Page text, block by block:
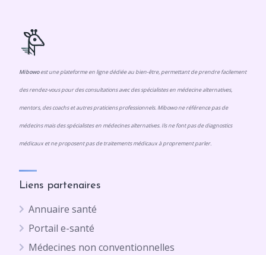
Mibowoest une plateforme en ligne dédiée au bien-être, permettant de prendre facilement
des rendez-vous pour des consultations avec des spécialistes en médecine alternatives,
mentors, des coachs et autres praticiens professionnels. Mibowo ne référence pas de
médecins mais des spécialistes en médecines alternatives. Ils ne font pas de diagnostics
médicaux et ne proposent pas de traitements médicaux à proprement parler.
Liens partenaires
Annuaire santé
Portail e-santé
Médecines non conventionnelles